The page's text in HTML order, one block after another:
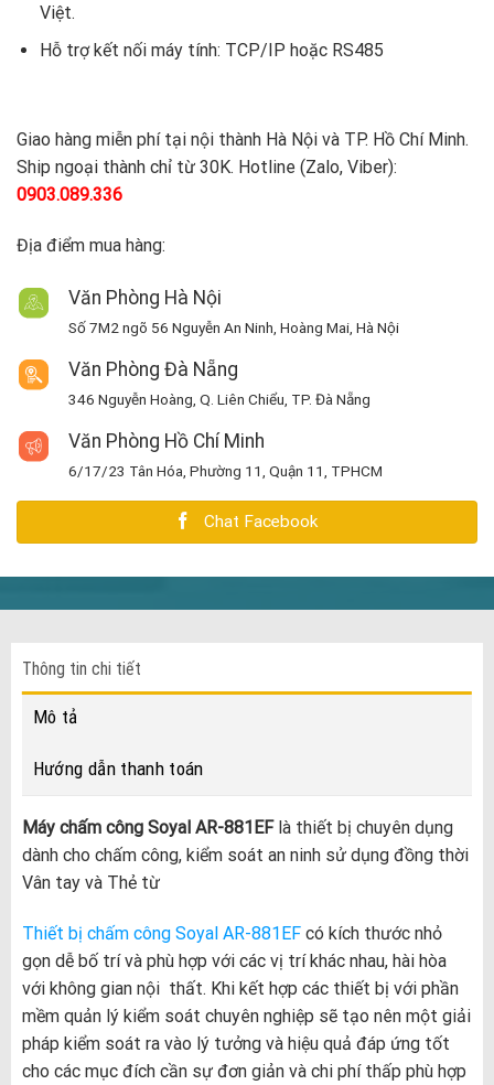
Việt.
Hỗ trợ kết nối máy tính: TCP/IP hoặc RS485
Giao hàng miễn phí tại nội thành Hà Nội và TP. Hồ Chí Minh.
Ship ngoại thành chỉ từ 30K. Hotline (Zalo, Viber):
0903.089.336
Địa điểm mua hàng:
Văn Phòng Hà Nội
Số 7M2 ngõ 56 Nguyễn An Ninh, Hoàng Mai, Hà Nội
Văn Phòng Đà Nẵng
346 Nguyễn Hoàng, Q. Liên Chiểu, TP. Đà Nẵng
Văn Phòng Hồ Chí Minh
6/17/23 Tân Hóa, Phường 11, Quận 11, TPHCM
Chat Facebook
Thông tin chi tiết
Mô tả
Hướng dẫn thanh toán
Máy chấm công Soyal AR-881EFlà thiết bị chuyên dụng
dành cho chấm công, kiểm soát an ninh sử dụng đồng thời
Vân tay và Thẻ từ
Thiết bị chấm công Soyal AR-881EFcó kích thước nhỏ
gọn dễ bố trí và phù hợp với các vị trí khác nhau, hài hòa
với không gian nội thất. Khi kết hợp các thiết bị với phần
mềm quản lý kiểm soát chuyên nghiệp sẽ tạo nên một giải
pháp kiểm soát ra vào lý tưởng và hiệu quả đáp ứng tốt
cho các mục đích cần sự đơn giản và chi phí thấp phù hợp